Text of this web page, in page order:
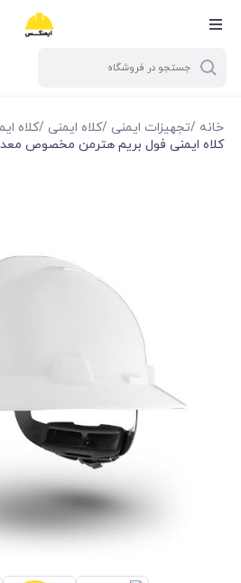
خانه /تجهیزات ایمنی /کلاه ایمنی /کلاه
کلاه ایمنی فول بریم هترمن مخصوص